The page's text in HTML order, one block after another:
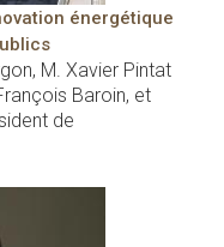
énergétique
M. Xavier Pintat
Baroin, et
de